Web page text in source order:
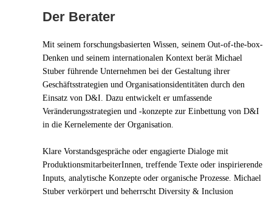
Der Berater
Mit seinem forschungsbasierten Wissen, seinem Out-of-the-box-
Denken und seinem internationalen Kontext berät Michael
Stuber führende Unternehmen bei der Gestaltung ihrer
Geschäftsstrategien und Organisationsidentitäten durch den
Einsatz von D&I. Dazu entwickelt er umfassende
Veränderungsstrategien und -konzepte zur Einbettung von D&I
in die Kernelemente der Organisation.
Klare Vorstandsgespräche oder engagierte Dialoge mit
ProduktionsmitarbeiterInnen, treffende Texte oder inspirierende
Inputs, analytische Konzepte oder organische Prozesse. Michael
Stuber verkörpert und beherrscht Diversity & Inclusion